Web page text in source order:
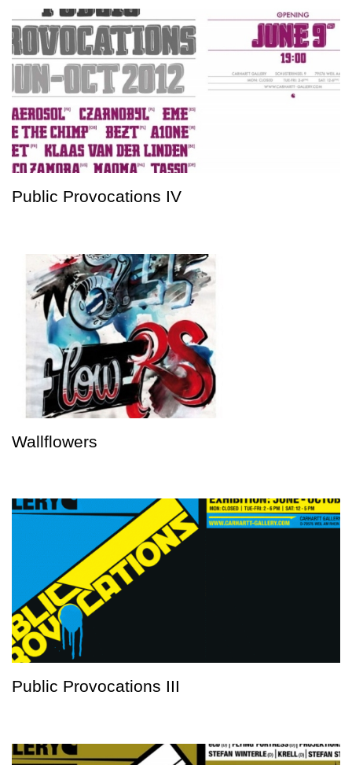
Public Provocations IV
Wallflowers
Public Provocations III